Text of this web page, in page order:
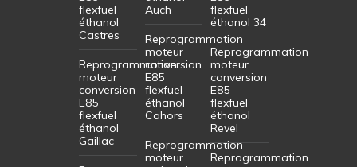
flexfuel
éthanol
Castres
Reprogrammation
moteur
conversion
E85
flexfuel
éthanol
Gaillac
Auch
Reprogrammation
moteur
conversion
E85
flexfuel
éthanol
Cahors
Reprogrammation
moteur
flexfuel
éthanol 34
Reprogrammation
moteur
conversion
E85
flexfuel
éthanol
Revel
Reprogrammation